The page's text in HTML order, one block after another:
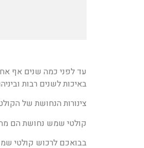
עד לפני כמה שנים אף
באיכות לשנים רבות
צינורות הנחושת של
קולטי שמש נחושת הם
בבואכם לרכוש קולטי